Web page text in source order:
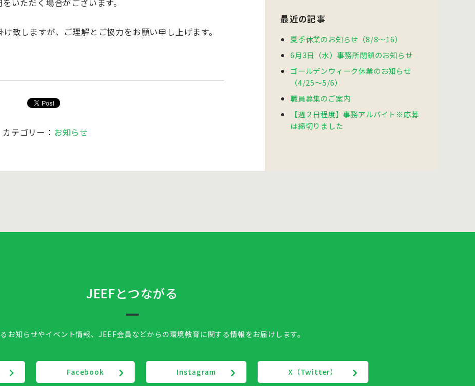
いただく場合がございます。
致しますが、ご理解とご協力をお願い申し上げます。
カテゴリー： お知らせ
最近の記事
夏季休業のお知らせ（8/8～16）
6月3日（水）事務所閉鎖のお知らせ
ゴールデンウィーク休業のお知らせ
（4/25～5/6）
職員募集のご案内
【週２日程度】事務アルバイト※応募
は締切りました
JEEFとつながる
お知らせやイベント情報、 JEEF会員などからの環境教育に関する情報をお届けします。
Facebook Instagram X（Twitter）